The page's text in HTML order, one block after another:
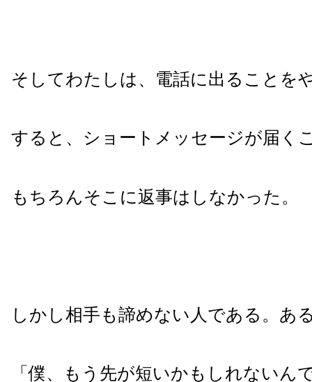
そしてわたしは、電話に出ることを
すると、ショートメッセージが届く
もちろんそこに返事はしなかった。
しかし相手も諦めない人である。あ
「僕、もう先が短いかもしれないん